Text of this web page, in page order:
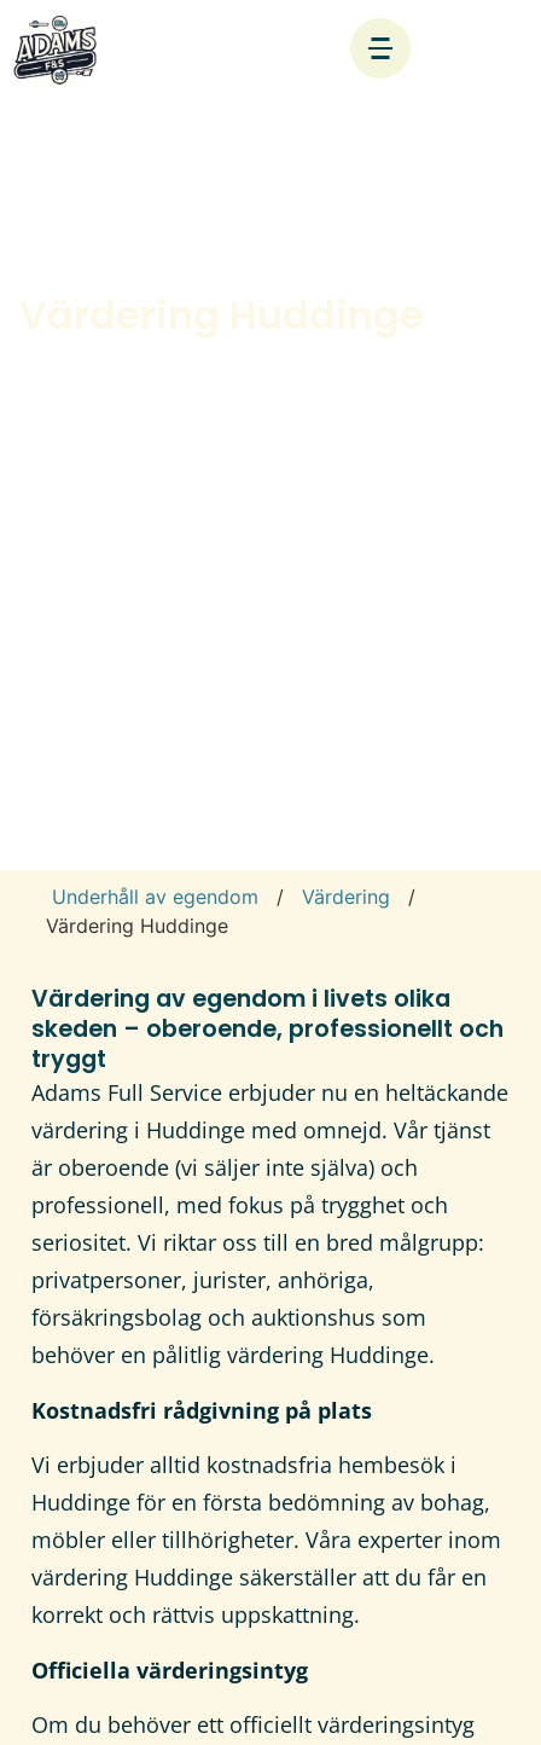
Värdering Huddinge
Underhåll av egendom / Värdering
/
Värdering Huddinge
Värdering av egendom i livets olika
skeden – oberoende, professionellt och
tryggt
Adams Full Service erbjuder nu en heltäckande
värdering i Huddinge med omnejd. Vår tjänst
är oberoende (vi säljer inte själva) och
professionell, med fokus på trygghet och
seriositet. Vi riktar oss till en bred målgrupp:
privatpersoner, jurister, anhöriga,
försäkringsbolag och auktionshus som
behöver en pålitlig värdering Huddinge.
Kostnadsfri rådgivning på plats
Vi erbjuder alltid kostnadsfria hembesök i
Huddinge för en första bedömning av bohag,
möbler eller tillhörigheter. Våra experter inom
värdering Huddinge säkerställer att du får en
korrekt och rättvis uppskattning.
Officiella värderingsintyg
Om du behöver ett officiellt värderingsintyg